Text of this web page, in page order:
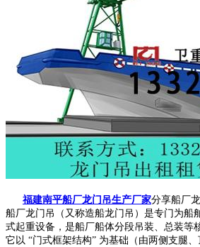
福建南平船厂龙门吊生产厂家分享船厂
船厂龙门吊（又称造船龙门吊）是专门为船
式起重设备，是船厂船体分段吊装、总装等
它以 “门式框架结构” 为基础（由两侧支腿